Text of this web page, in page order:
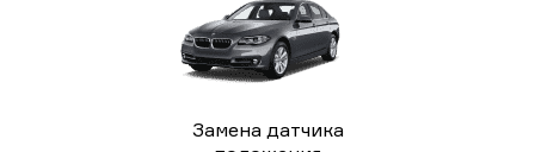
Замена датчика